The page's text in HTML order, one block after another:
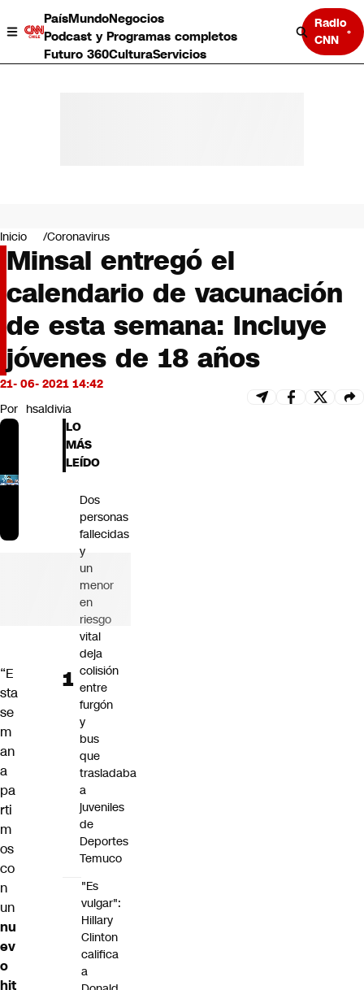
PaísMundoNegocios
Podcast y Programas completos
Futuro 360CulturaServicios
Radio
CNN
Negocios
Deportes
Programas completos
Cultura
Servicios
Bits
CNN Data
CNN tiempo
Futuro 360
Inicio Coronavirus
Minsal entregó el
calendario de vacunación
de esta semana: Incluye
jóvenes de 18 años
21- 06- 2021 14:42
Por hsaldivia
“E
sta
se
m
an
a
pa
rti
m
os
co
n
un
nu
ev
o
hit
LO
MÁS
LEÍDO
Dos
personas
fallecidas
y
un
menor
en
riesgo
vital
deja
colisión
entre
furgón
y
bus
que
trasladaba
a
juveniles
de
Deportes
Temuco
"Es
vulgar":
Hillary
Clinton
califica
a